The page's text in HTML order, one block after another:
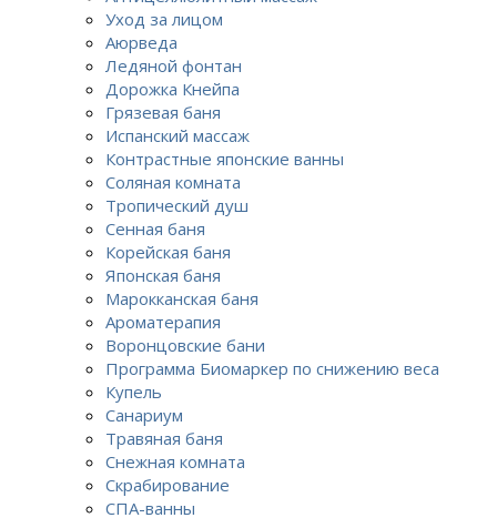
Уход за лицом
Аюрведа
Ледяной фонтан
Дорожка Кнейпа
Грязевая баня
Испанский массаж
Контрастные японские ванны
Соляная комната
Тропический душ
Сенная баня
Корейская баня
Японская баня
Марокканская баня
Ароматерапия
Воронцовские бани
Программа Биомаркер по снижению веса
Купель
Санариум
Травяная баня
Снежная комната
Скрабирование
СПА-ванны